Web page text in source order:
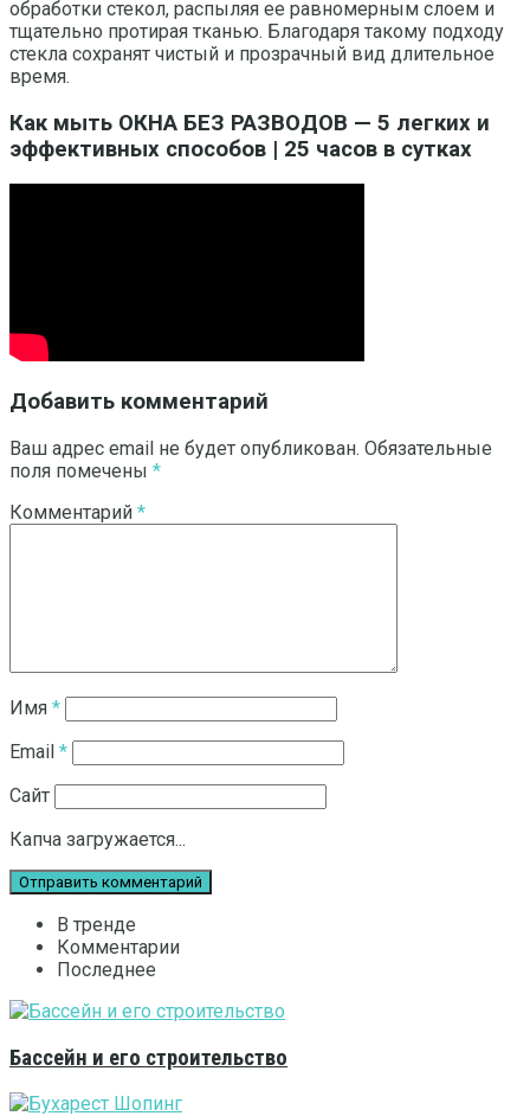
обработки стекол, распыляя ее равномерным слоем и
тщательно протирая тканью. Благодаря такому подходу
стекла сохранят чистый и прозрачный вид длительное
время.
Как мыть ОКНА БЕЗ РАЗВОДОВ — 5 легких и
эффективных способов | 25 часов в сутках
Добавить комментарий
Ваш адрес email не будет опубликован. Обязательные
поля помечены *
Комментарий *
Имя *
Email *
Сайт
Капча загружается...
В тренде
Комментарии
Последнее
Бассейн и его строительство